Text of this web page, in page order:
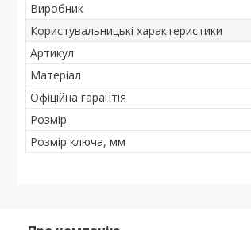
Виробник
Користувальницькі характеристики
Артикул
Матеріал
Офіційна гарантія
Розмір
Розмір ключа, мм